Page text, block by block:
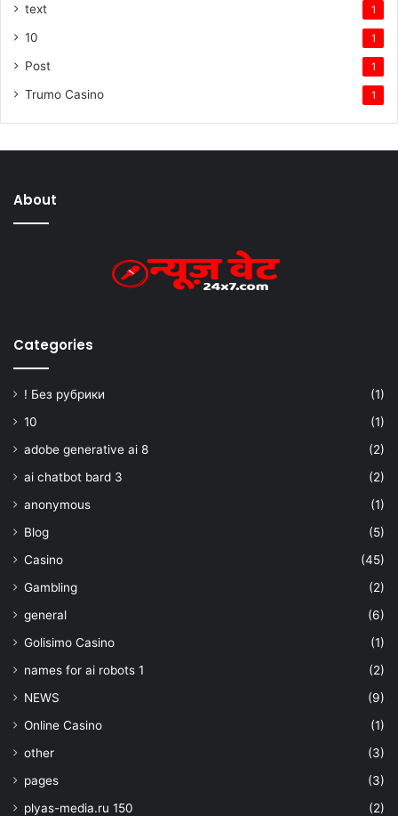
text 1
10 1
Post 1
Trumo Casino 1
About
Categories
! Без рубрики
(1)
10
(1)
adobe generative ai 8
(2)
ai chatbot bard 3
(2)
anonymous
(1)
Blog
(5)
Casino
(45)
Gambling
(2)
general
(6)
Golisimo Casino
(1)
names for ai robots 1
(2)
NEWS
(9)
Online Casino
(1)
other
(3)
pages
(3)
plyas-media.ru 150
(2)